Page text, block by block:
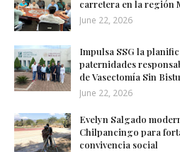
carretera en la región
June 22, 2026
Impulsa SSG la
paternidades
de Vasectomía Sin
June 22, 2026
Evelyn Salgado
Chilpancingo para
convivencia social